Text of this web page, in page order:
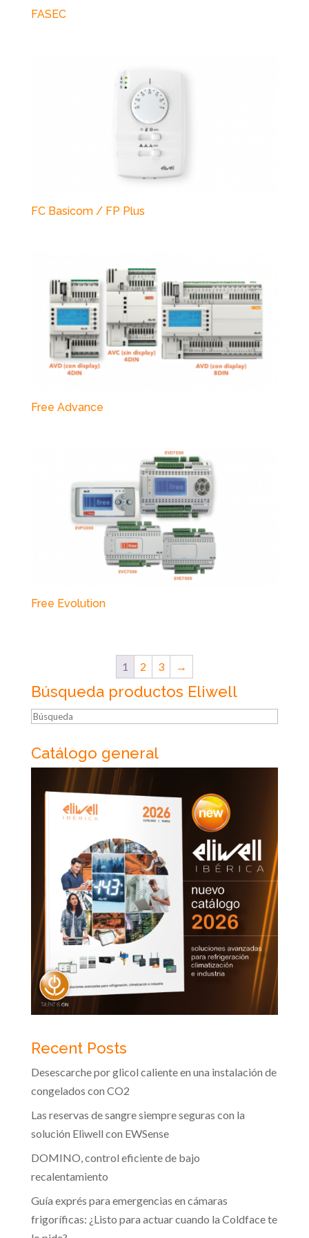
FASEC
FC Basicom / FP Plus
Free Advance
Free Evolution
1 2 3 →
Búsqueda productos Eliwell
Búsqueda
Catálogo general
Recent Posts
Desescarche por glicol caliente en una instalación de
congelados con CO2
Las reservas de sangre siempre seguras con la
solución Eliwell con EWSense
DOMINO, control eficiente de bajo
recalentamiento
Guía exprés para emergencias en cámaras
frigoríficas: ¿Listo para actuar cuando la Coldface te